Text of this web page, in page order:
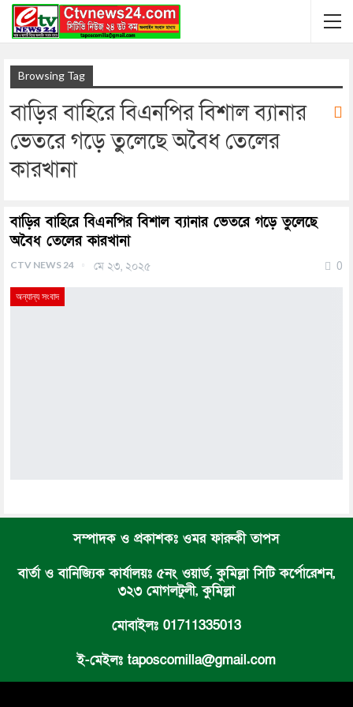
Browsing Tag
বাড়ির বাহিরে বিএনপির বিশাল ব্যানার
ভেতরে গড়ে তুলেছে অবৈধ তেলের
কারখানা
বাড়ির বাহিরে বিএনপির বিশাল ব্যানার ভেতরে গড়ে তুলেছে
অবৈধ তেলের কারখানা
CTV NEWS 24 মে ২৩, ২০২৫ 0
অন্যান্য সংবাদ
সম্পাদক ও প্রকাশকঃ ওমর ফারুকী তাপস
বার্তা ও বানিজ্যিক কার্যালয়ঃ ৫নং ওয়ার্ড, কুমিল্লা সিটি কর্পোরেশন,
৩২৩ মোগলটুলী, কুমিল্লা
মোবাইলঃ 01711335013
ই-মেইলঃ taposcomilla@gmail.com